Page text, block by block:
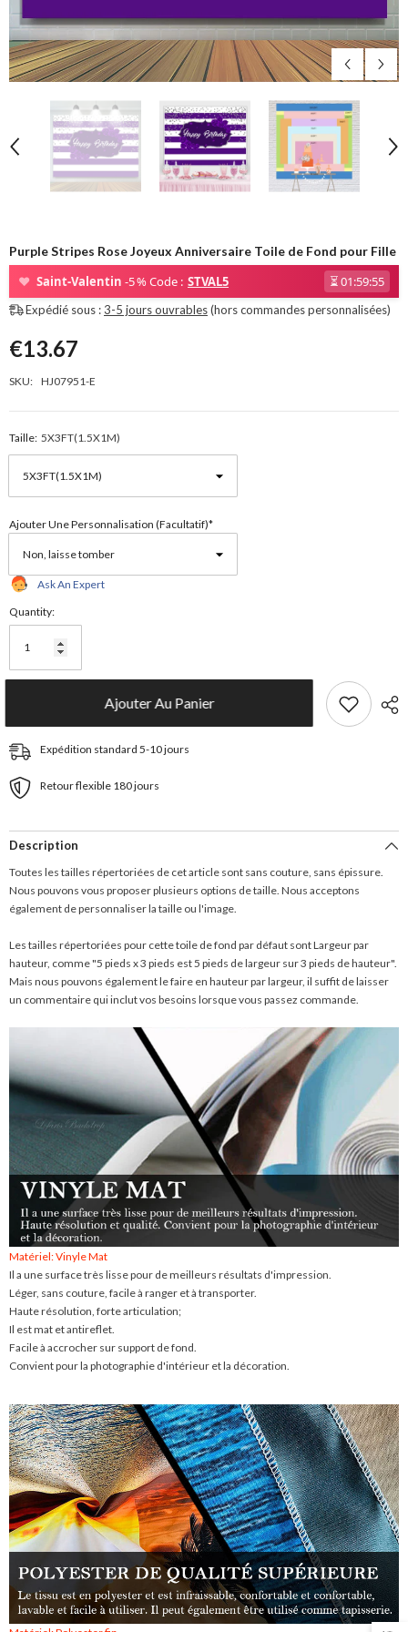
Purple Stripes Rose Joyeux Anniversaire Toile de Fond pour Fille
❤ Saint-Valentin -5 % Code : STVAL5 ⏳01:59:54
Expédié sous :3-5 jours ouvrables(hors commandes personnalisées)
€13.67
SKU: HJ07951-E
Taille: 5X3FT(1.5X1M)
Ajouter Une Personnalisation (facultatif)*
Ask An Expert
Quantity:
Ajouter Au Panier
Expédition standard 5-10 jours
Retour flexible 180 jours
Description
Toutes les tailles répertoriées de cet article sont sans couture, sans épissure.
Nous pouvons vous proposer plusieurs options de taille. Nous acceptons
également de personnaliser la taille ou l'image.
Les tailles répertoriées pour cette toile de fond par défaut sont Largeur par
hauteur, comme "5 pieds x 3 pieds est 5 pieds de largeur sur 3 pieds de hauteur".
Mais nous pouvons également le faire en hauteur par largeur, il suffit de laisser
un commentaire qui inclut vos besoins lorsque vous passez commande.
Matériel: Vinyle Mat
Il a une surface très lisse pour de meilleurs résultats d'impression.
Léger, sans couture, facile à ranger et à transporter.
Haute résolution, forte articulation;
Il est mat et antireflet.
Facile à accrocher sur support de fond.
Convient pour la photographie d'intérieur et la décoration.